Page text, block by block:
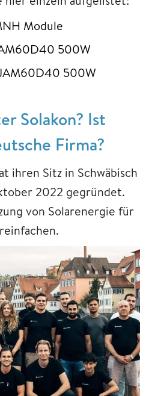
Module
500W
500W
Solakon? Ist
Firma?
ihren Sitz in Schwäbisch
2022 gegründet.
von Solarenergie für